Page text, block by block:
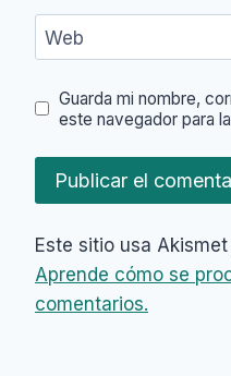
Web
Guarda mi nombre,
este navegador para
Este sitio usa
Aprende cómo se
comentarios.